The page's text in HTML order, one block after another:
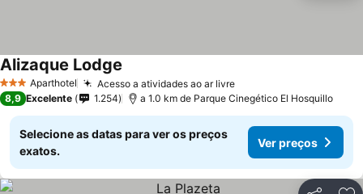
3 EstrelasAparthotel Acesso a atividades ao ar livreVer preços
Alizaque Lodge
8,9 Excelente 1.254 a 1.0 km de Parque Cinegético El Hosquillo
Selecione as datas para ver os preços
exatos.
Ver preços